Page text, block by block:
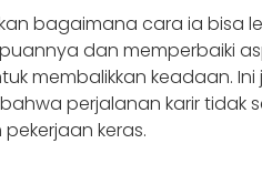
bagaimana cara ia bisa
dan memperbaiki
membalikkan keadaan.
perjalanan karir tidak
keras.